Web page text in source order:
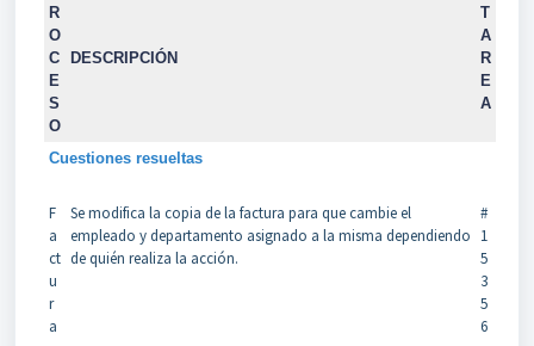
R
O
C
E
S
O
DESCRIPCIÓN
T
A
R
E
A
Cuestiones resueltas
F
a
ct
u
r
a
Se modifica la copia de la factura para que cambie el
empleado y departamento asignado a la misma dependiendo
de quién realiza la acción.
#
1
5
3
5
6